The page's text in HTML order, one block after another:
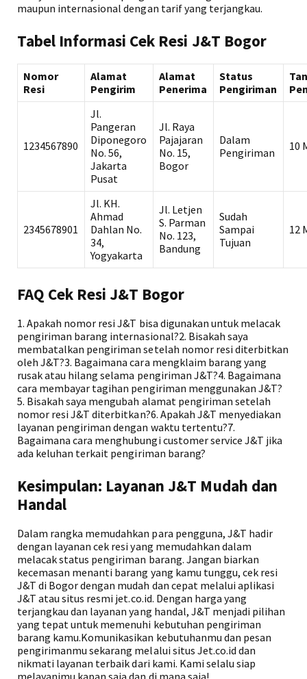
maupun internasional dengan tarif yang terjangkau.
Tabel Informasi Cek Resi J&T Bogor
Nomor
Resi
Alamat
Pengirim
Alamat
Penerima
Status
Pengiriman
1234567890
Jl.
Pangeran
Diponegoro
No. 56,
Jakarta
Pusat
Jl. Raya
Pajajaran
No. 15,
Bogor
Dalam
Pengiriman
10
2345678901
Jl. KH.
Ahmad
Dahlan No.
34,
Yogyakarta
Jl. Letjen
S. Parman
No. 123,
Bandung
Sudah
Sampai
Tujuan
12
FAQ Cek Resi J&T Bogor
1. Apakah nomor resi J&T bisa digunakan untuk melacak
pengiriman barang internasional?2. Bisakah saya
membatalkan pengiriman setelah nomor resi diterbitkan
oleh J&T?3. Bagaimana cara mengklaim barang yang
rusak atau hilang selama pengiriman J&T?4. Bagaimana
cara membayar tagihan pengiriman menggunakan J&T?
5. Bisakah saya mengubah alamat pengiriman setelah
nomor resi J&T diterbitkan?6. Apakah J&T menyediakan
layanan pengiriman dengan waktu tertentu?7.
Bagaimana cara menghubungi customer service J&T jika
ada keluhan terkait pengiriman barang?
Kesimpulan: Layanan J&T Mudah dan
Handal
Dalam rangka memudahkan para pengguna, J&T hadir
dengan layanan cek resi yang memudahkan dalam
melacak status pengiriman barang. Jangan biarkan
kecemasan menanti barang yang kamu tunggu, cek resi
J&T di Bogor dengan mudah dan cepat melalui aplikasi
J&T atau situs resmi jet.co.id. Dengan harga yang
terjangkau dan layanan yang handal, J&T menjadi pilihan
yang tepat untuk memenuhi kebutuhan pengiriman
barang kamu.Komunikasikan kebutuhanmu dan pesan
pengirimanmu sekarang melalui situs Jet.co.id dan
nikmati layanan terbaik dari kami. Kami selalu siap
melayanimu kapan saja dan di mana saja!